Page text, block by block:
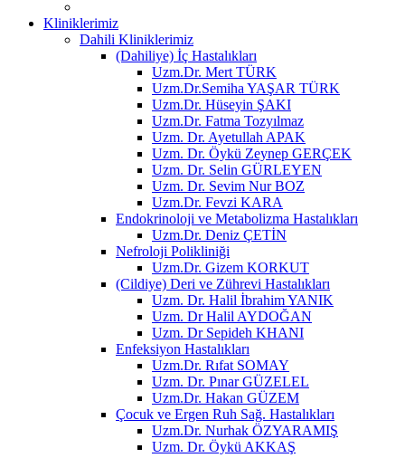
Kliniklerimiz
Dahili Kliniklerimiz
(Dahiliye) İç Hastalıkları
Uzm.Dr. Mert TÜRK
Uzm.Dr.Semiha YAŞAR TÜRK
Uzm.Dr. Hüseyin ŞAKI
Uzm.Dr. Fatma Tozyılmaz
Uzm. Dr. Ayetullah APAK
Uzm. Dr. Öykü Zeynep GERÇEK
Uzm. Dr. Selin GÜRLEYEN
Uzm. Dr. Sevim Nur BOZ
Uzm.Dr. Fevzi KARA
Endokrinoloji ve Metabolizma Hastalıkları
Uzm.Dr. Deniz ÇETİN
Nefroloji Polikliniği
Uzm.Dr. Gizem KORKUT
(Cildiye) Deri ve Zührevi Hastalıkları
Uzm. Dr. Halil İbrahim YANIK
Uzm. Dr Halil AYDOĞAN
Uzm. Dr Sepideh KHANI
Enfeksiyon Hastalıkları
Uzm.Dr. Rıfat SOMAY
Uzm. Dr. Pınar GÜZELEL
Uzm.Dr. Hakan GÜZEM
Çocuk ve Ergen Ruh Sağ. Hastalıkları
Uzm.Dr. Nurhak ÖZYARAMIŞ
Uzm. Dr. Öykü AKKAŞ